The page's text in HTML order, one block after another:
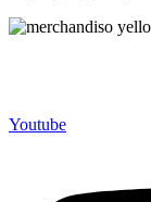
Youtube